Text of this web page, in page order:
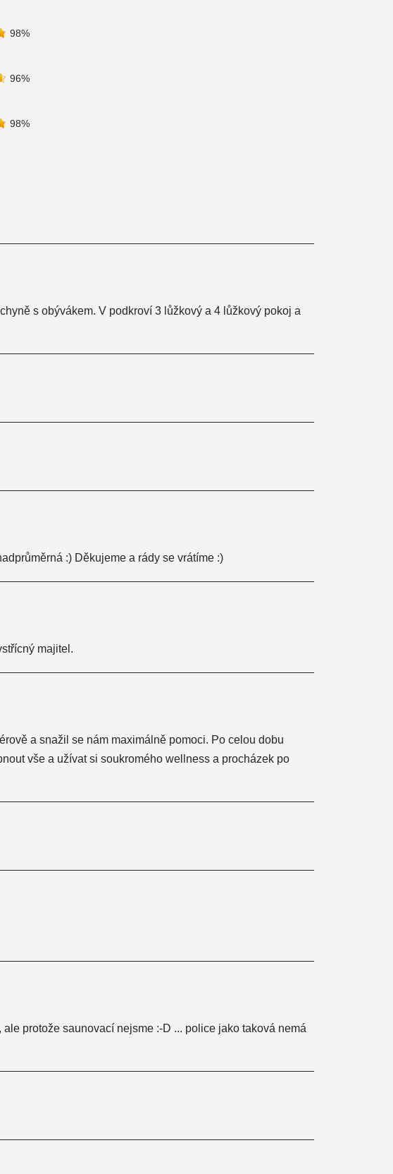
98%
96%
98%
s obývákem. V podkroví 3 lůžkový a 4 lůžkový pokoj a
:) Děkujeme a rády se vrátíme :)
majitel.
a snažil se nám maximálně pomoci. Po celou dobu
vše a užívat si soukromého wellness a procházek po
protože saunovací nejsme :-D ... police jako taková nemá